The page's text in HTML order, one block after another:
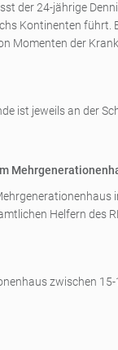
der 24-jährige
Kontinenten
Momenten der
ist jeweils an der
Helfern des
zwischen